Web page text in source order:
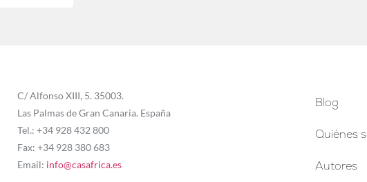
C/ Alfonso XIII, 5. 35003.
Las Palmas de Gran Canaria. España
Tel.: +34 928 432 800
Fax: +34 928 380 683
Email: info@casafrica.es
Blog
Quiénes
Autores